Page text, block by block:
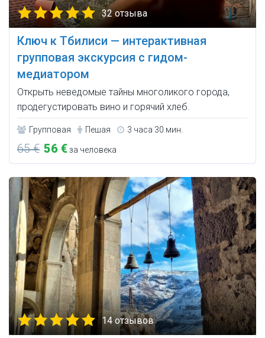
32 отзыва
Ключ к Тбилиси — интерактивная
групповая экскурсия с гидом-
медиатором
Открыть неведомые тайны многоликого города,
продегустировать вино и горячий хлеб.
Групповая Пешая 3 часа 30 мин.
65 € 56 €за человека
14 отзывов